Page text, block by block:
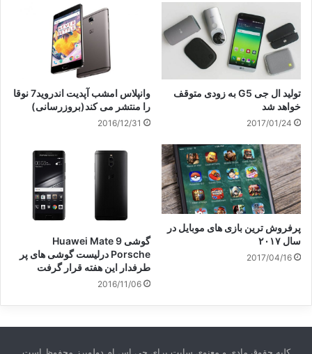
تولید ال جی G5 به زودی متوقف
خواهد شد
2017/01/24
وانپلاس امشب آپدیت اندروید7 نوقا
را منتشر می کند(بروزرسانی)
2016/12/31
پرفروش ترین بازی های موبایل در
سال ۲۰۱۷
2017/04/16
گوشی Huawei Mate 9
Porsche درلیست گوشی های پر
طرفدار این هفته قرار گرفت
2016/11/06
کلیه حقوق مادی و معنوی سایت برای جی اس ام دولوپرز محفوظ است